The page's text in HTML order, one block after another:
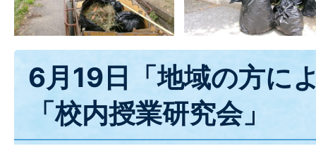
6月19日「地域の方に
「校内授業研究会」